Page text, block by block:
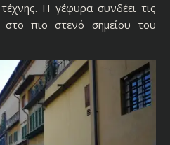
Η γέφυρα συνδέει τις
πιο στενό σημείου του